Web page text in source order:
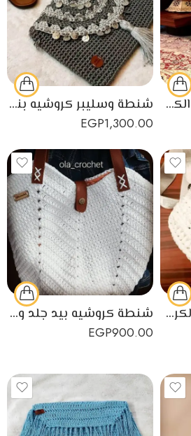
سلة كبيرة الحجم من الكوردن الأسباني شنطة وسليبر كروشيه بناتي صيفي منتج يدوي
EGP1,300.00
ويست باج من خيوط الكروشيه الأسباني شنطة كروشيه بيد جلد وسلسلة ديفا التركي
EGP900.00